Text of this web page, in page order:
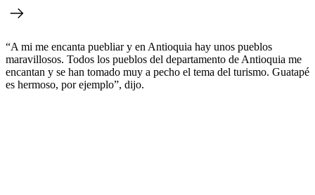
“A mi me encanta puebliar y en Antioquia hay unos pueblos
maravillosos. Todos los pueblos del departamento de Antioquia me
encantan y se han tomado muy a pecho el tema del turismo. Guatapé
es hermoso, por ejemplo”, dijo.